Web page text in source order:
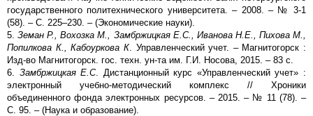
государственного политехнического университета. – 2008. – № 3-1
(58). – С. 225–230. – (Экономические науки).
5.Земан Р., Вохозка М., Замбржицкая Е.С., Иванова Н.Е., Пихова М.,
Попилкова К., Кабоуркова К. Управленческий учет. – Магнитогорск :
Изд-во Магнитогорск. гос. техн. ун-та им. Г.И. Носова, 2015. – 83 с.
6. Замбржицкая Е.С. Дистанционный курс «Управленческий учет» :
электронный учебно-методический комплекс // Хроники
объединенного фонда электронных ресурсов. – 2015. – № 11 (78). –
С. 95. – (Наука и образование).